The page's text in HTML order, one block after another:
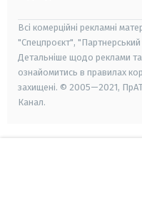
Всі комерційні рекламні
"Спецпроєкт",
Детальніше щодо реклами
ознайомитись в правилах
захищені. © 2005—2021,
Канал.